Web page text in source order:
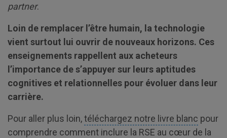
partner.
Loin de remplacer l’être humain, la technologie
vient surtout lui ouvrir de nouveaux horizons. Ces
enseignements rappellent aux acheteurs
l’importance de s’appuyer sur leurs aptitudes
cognitives et relationnelles pour évoluer dans leur
carrière.
Pour aller plus loin,téléchargez notre livre blanc pour
comprendre comment inclure la RSE au cœur de la